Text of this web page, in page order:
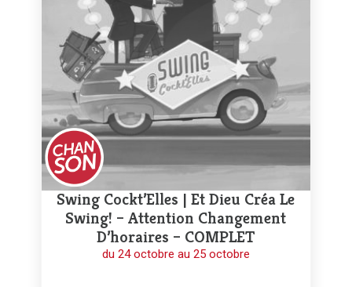
Swing Cockt’Elles | Et Dieu Créa Le
Swing! – Attention Changement
D’horaires – COMPLET
du 24 octobre au 25 octobre